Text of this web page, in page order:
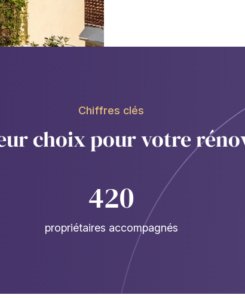
Chiffres clés
choix pour votre
420
propriétaires accompagnés